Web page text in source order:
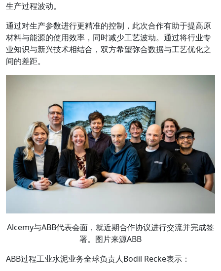
生产过程波动。
通过对生产参数进行更精准的控制，此次合作有助于提高原
材料与能源的使用效率，同时减少工艺波动。通过将行业专
业知识与新兴技术相结合，双方希望弥合数据与工艺优化之
间的差距。
Alcemy与ABB代表会面，就近期合作协议进行交流并完成签
署。图片来源ABB
ABB过程工业水泥业务全球负责人Bodil Recke表示：